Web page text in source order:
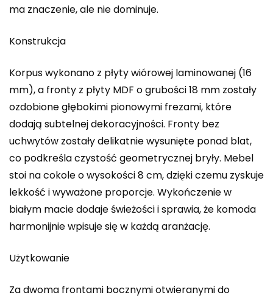
ma znaczenie, ale nie dominuje.
Konstrukcja
Korpus wykonano z płyty wiórowej laminowanej (16
mm), a fronty z płyty MDF o grubości 18 mm zostały
ozdobione głębokimi pionowymi frezami, które
dodają subtelnej dekoracyjności. Fronty bez
uchwytów zostały delikatnie wysunięte ponad blat,
co podkreśla czystość geometrycznej bryły. Mebel
stoi na cokole o wysokości 8 cm, dzięki czemu zyskuje
lekkość i wyważone proporcje. Wykończenie w
białym macie dodaje świeżości i sprawia, że komoda
harmonijnie wpisuje się w każdą aranżację.
Użytkowanie
Za dwoma frontami bocznymi otwieranymi do